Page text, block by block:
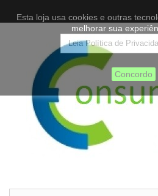
Esta loja usa cookies e outras
melhorar sua
Leia Política de
Concordo